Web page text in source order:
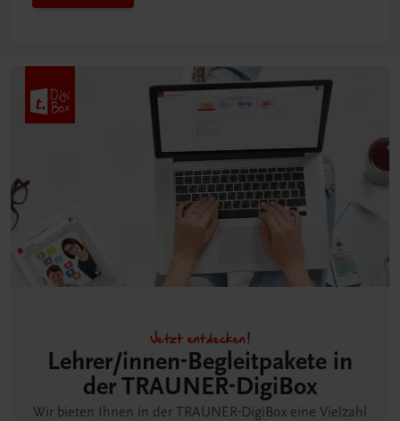
Jetzt entdecken!
Lehrer/innen-Begleitpakete in
der TRAUNER-DigiBox
Wir bieten Ihnen in der TRAUNER-DigiBox eine Vielzahl